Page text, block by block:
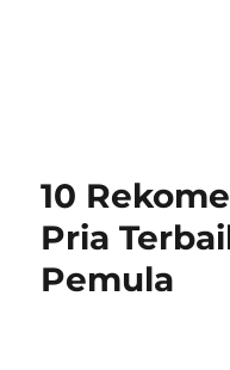
10
Pria
Pemula